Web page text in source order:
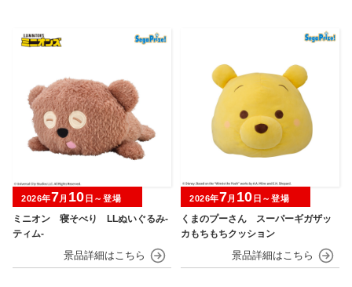
ミニオン 寝そべり LLぬいぐるみ‐
ティム‐
2026年7月 10 日～登場
くまのプーさん スーパーギガザッ
カもちもちクッション
2026年7月 10 日～登場